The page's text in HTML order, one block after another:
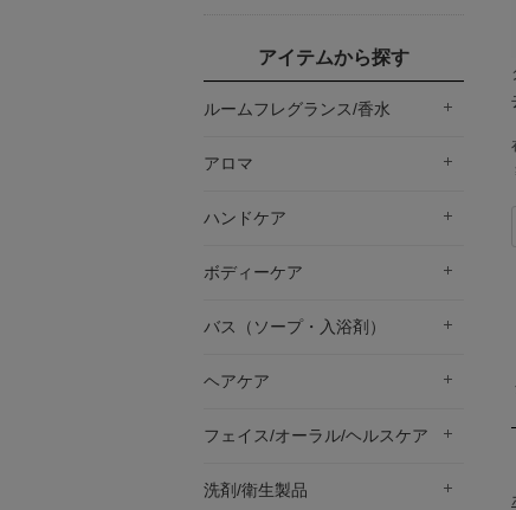
アイテムから探す
ルームフレグランス/香水
アロマ
ハンドケア
ボディーケア
バス（ソープ・入浴剤）
ヘアケア
フェイス/オーラル/ヘルスケア
洗剤/衛生製品